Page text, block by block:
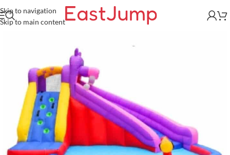
Skip to navigation
Skip to main content